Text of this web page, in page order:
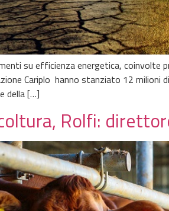
su efficienza energetica, coinvolte
Cariplo hanno stanziato 12 milioni
della […]
Rolfi: